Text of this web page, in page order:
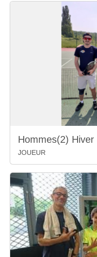
Hommes(2) Hiver
JOUEUR